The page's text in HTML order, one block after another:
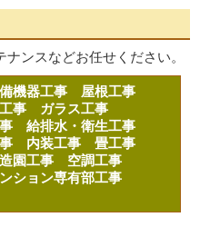
ンスなどお任せください。
機器工事 屋根工事
事 ガラス工事
事給排水・衛生工事
事 内装工事畳工事
造園工事 空調工事
ション専有部工事